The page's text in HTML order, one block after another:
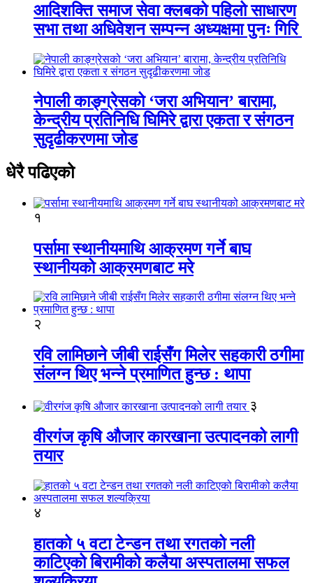
आदिशक्ति समाज सेवा क्लबको पहिलो साधारण
सभा तथा अधिवेशन सम्पन्न अध्यक्षमा पुनः गिरि
नेपाली काङ्ग्रेसको ‘जरा अभियान’ बारामा,
केन्द्रीय प्रतिनिधि घिमिरे द्वारा एकता र संगठन
सुदृढीकरणमा जोड
धेरै पढिएको
१
पर्सामा स्थानीयमाथि आक्रमण गर्ने बाघ
स्थानीयको आक्रमणबाट मरे
२
रवि लामिछाने जीबी राईसँग मिलेर सहकारी ठगीमा
संलग्न थिए भन्ने प्रमाणित हुन्छ : थापा
३
वीरगंज कृषि औजार कारखाना उत्पादनको लागी
तयार
४
हातको ५ वटा टेन्डन तथा रगतको नली
काटिएको बिरामीको कलैया अस्पतालमा सफल